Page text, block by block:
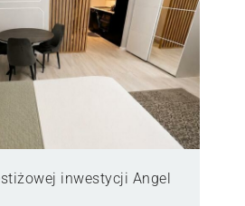
inwestycji Angel